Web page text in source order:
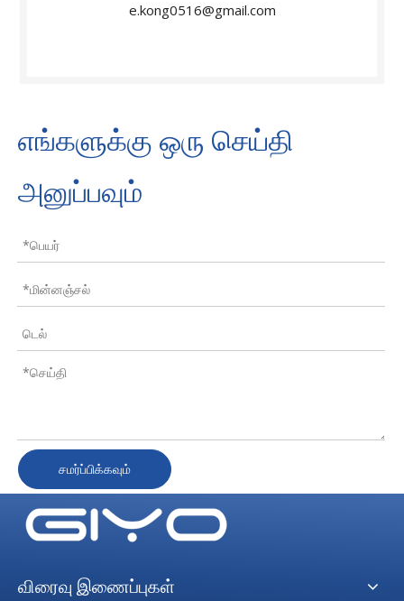
e.kong0516@gmail.com
எங்களுக்கு ஒரு செய்தி
அனுப்பவும்
சமர்ப்பிக்கவும்
விரைவு இணைப்புகள்